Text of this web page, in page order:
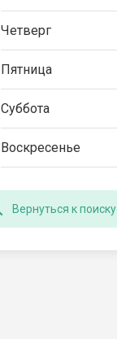
Четверг
Пятница
Суббота
Воскресенье
Вернуться к поиску